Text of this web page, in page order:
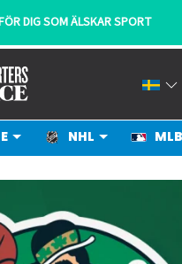
DIG SOM ÄLSKAR SPORT
NHL MLB